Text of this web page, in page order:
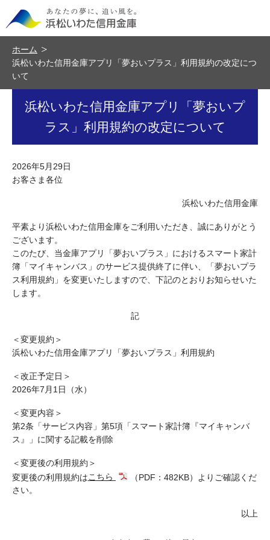
ホーム
浜松いわた信用金庫アプリ「夢おいプラス」利用規約の改定につ
いて
浜松いわた信用金庫アプリ「夢おいプ
ラス」利用規約の改定について
2026年5月29日
お客さま各位
浜松いわた信用金庫
平素より浜松いわた信用金庫をご利用いただき、誠にありがとう
ございます。
このたび、当金庫アプリ「夢おいプラス」におけるスマート家計
簿「マイキャンバス」のサービス提供終了に伴い、「夢おいプラ
ス利用規約」を変更いたしますので、下記のとおりお知らせいた
します。
記
＜変更規約＞
浜松いわた信用金庫アプリ「夢おいプラス」利用規約
＜改正予定日＞
2026年7月1日（水）
＜変更内容＞
第2条「サービス内容」第5項「スマート家計簿『マイキャンバ
ス』」に関する記載を削除
＜変更後の利用規約＞
変更後の利用規約はこちら （PDF：482KB）
よりご確認くだ
さい。
以上